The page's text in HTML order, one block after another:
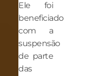
Ele foi
beneficiado
com a
suspensão
de parte
das